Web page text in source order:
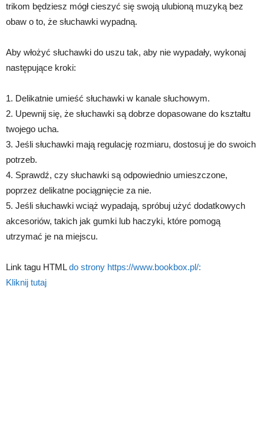
trikom będziesz mógł cieszyć się swoją ulubioną muzyką bez
obaw o to, że słuchawki wypadną.
Aby włożyć słuchawki do uszu tak, aby nie wypadały, wykonaj
następujące kroki:
1. Delikatnie umieść słuchawki w kanale słuchowym.
2. Upewnij się, że słuchawki są dobrze dopasowane do kształtu
twojego ucha.
3. Jeśli słuchawki mają regulację rozmiaru, dostosuj je do swoich
potrzeb.
4. Sprawdź, czy słuchawki są odpowiednio umieszczone,
poprzez delikatne pociągnięcie za nie.
5. Jeśli słuchawki wciąż wypadają, spróbuj użyć dodatkowych
akcesoriów, takich jak gumki lub haczyki, które pomogą
utrzymać je na miejscu.
Link tagu HTMLdo strony https://www.bookbox.pl/:
Kliknij tutaj